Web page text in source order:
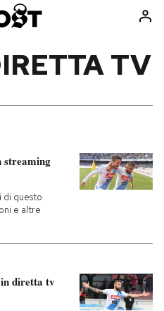
Consumismi
Ok Boomer!
Mondiali calcio 2026
TV
streaming
di questo
e altre
diretta tv